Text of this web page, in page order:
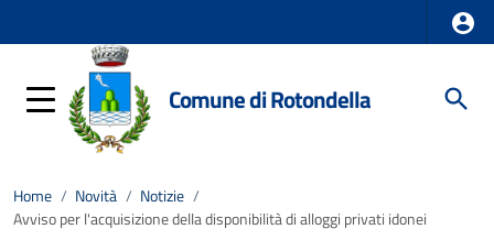
Comune di Rotondella
Home / Novità / Notizie /
Avviso per l'acquisizione della disponibilità di alloggi privati idonei